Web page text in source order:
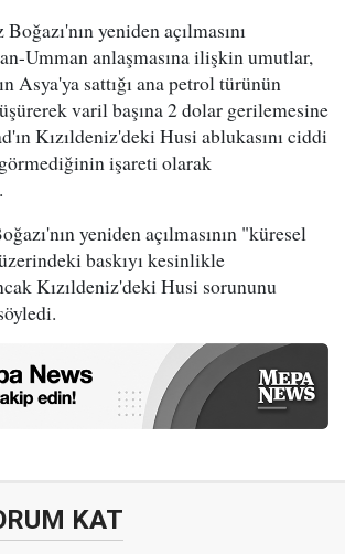
yeniden açılmasını
Umman anlaşmasına ilişkin umutlar,
Asya'ya sattığı ana petrol türünün
varil başına 2 dolar gerilemesine
Kızıldeniz'deki Husi ablukasını ciddi
işareti olarak
yeniden açılmasının "küresel
baskıyı kesinlikle
Kızıldeniz'deki Husi sorununu
KAT